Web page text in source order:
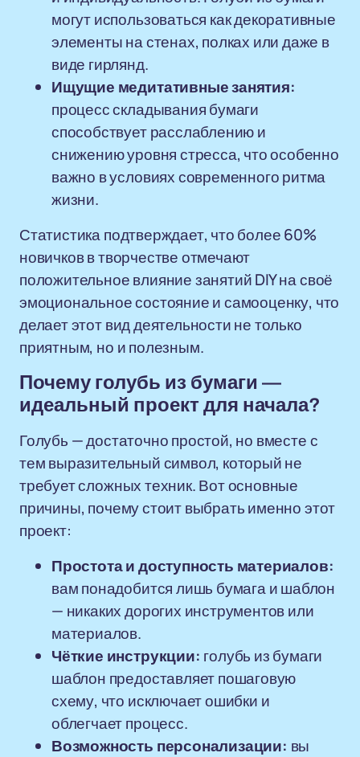
могут использоваться как декоративные
элементы на стенах, полках или даже в
виде гирлянд.
Ищущие медитативные занятия:
процесс складывания бумаги
способствует расслаблению и
снижению уровня стресса, что особенно
важно в условиях современного ритма
жизни.
Статистика подтверждает, что более 60%
новичков в творчестве отмечают
положительное влияние занятий DIY на своё
эмоциональное состояние и самооценку, что
делает этот вид деятельности не только
приятным, но и полезным.
Почему голубь из бумаги —
идеальный проект для начала?
Голубь — достаточно простой, но вместе с
тем выразительный символ, который не
требует сложных техник. Вот основные
причины, почему стоит выбрать именно этот
проект:
Простота и доступность материалов:
вам понадобится лишь бумага и шаблон
— никаких дорогих инструментов или
материалов.
Чёткие инструкции: голубь из бумаги
шаблон предоставляет пошаговую
схему, что исключает ошибки и
облегчает процесс.
Возможность персонализации: вы